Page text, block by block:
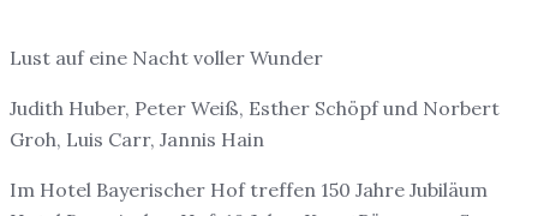
Lust auf eine Nacht voller Wunder
Judith Huber, Peter Weiß, Esther Schöpf und Norbert
Groh, Luis Carr, Jannis Hain
Im Hotel Bayerischer Hof treffen 150 Jahre Jubiläum